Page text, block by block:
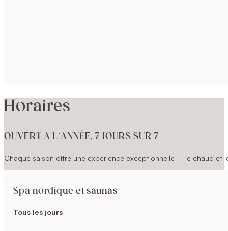
Horaires
OUVERT À L’ANNÉE, 7 JOURS SUR 7
Chaque saison offre une expérience exceptionnelle – le chaud et
Spa nordique et saunas
Tous les jours